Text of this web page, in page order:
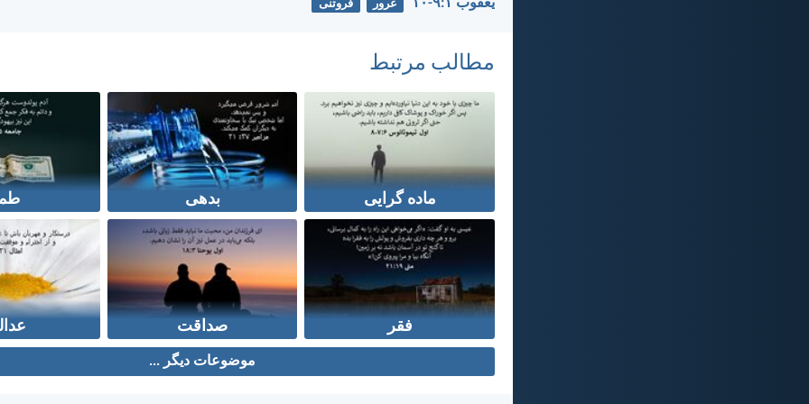
يعقوب ۱:‏۹-‏۱۰ غرور فروتنی
مطالب مرتبط
ماده گرایی بدهی
فقر صداقت
موضوعات دیگر ...